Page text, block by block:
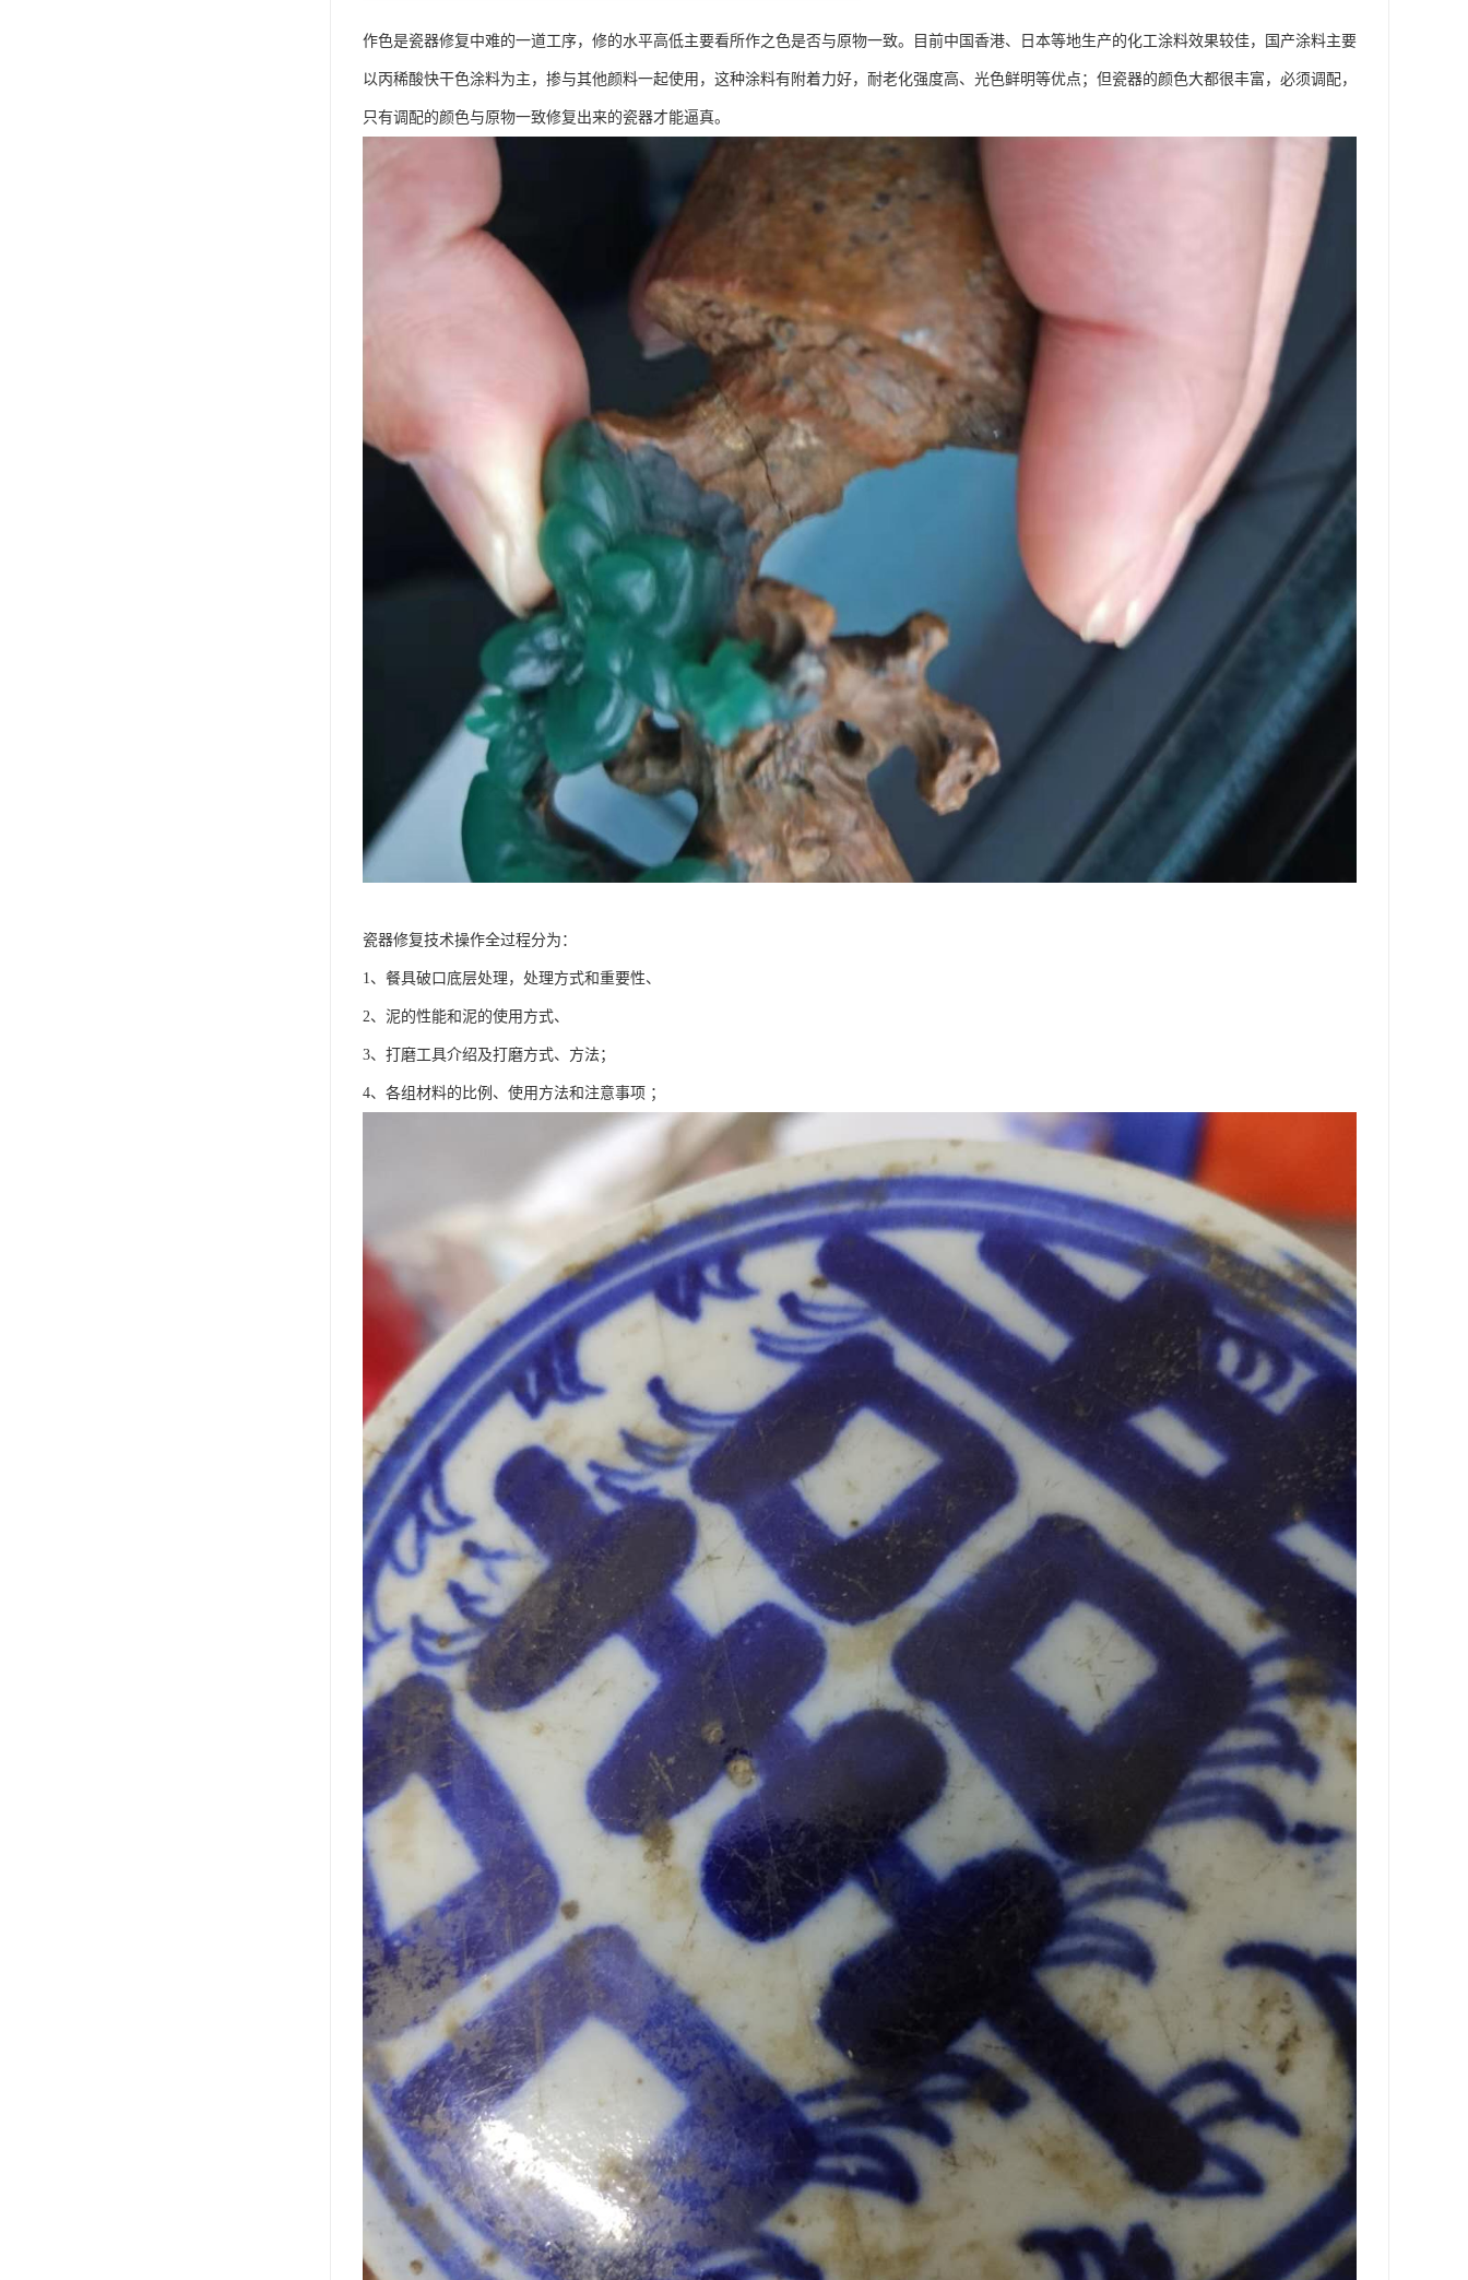
作色是瓷器修复中难的一道工序，修的水平高低主要看所作之色是否与原物一致。目前中国香港、日本等地生产的化工涂料效果较佳，国产涂料主要
以丙稀酸快干色涂料为主，掺与其他颜料一起使用，这种涂料有附着力好，耐老化强度高、光色鲜明等优点；但瓷器的颜色大都很丰富，必须调配，
只有调配的颜色与原物一致修复出来的瓷器才能逼真。
瓷器修复技术操作全过程分为：
1、餐具破口底层处理，处理方式和重要性、
2、泥的性能和泥的使用方式、
3、打磨工具介绍及打磨方式、方法；
4、各组材料的比例、使用方法和注意事项 ；